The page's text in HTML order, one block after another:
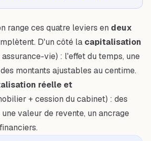
range ces quatre leviers en deux
D'un côté la capitalisation
assurance-vie) : l'effet du temps, une
montants ajustables au centime.
réelle et
+ cession du cabinet) : des
valeur de revente, un ancrage